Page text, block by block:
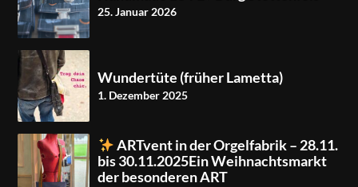
25. Januar 2026
Wundertüte (früher Lametta)
1. Dezember 2025
ARTvent in der Orgelfabrik – 28.11.
bis 30.11.2025Ein Weihnachtsmarkt
der besonderen ART